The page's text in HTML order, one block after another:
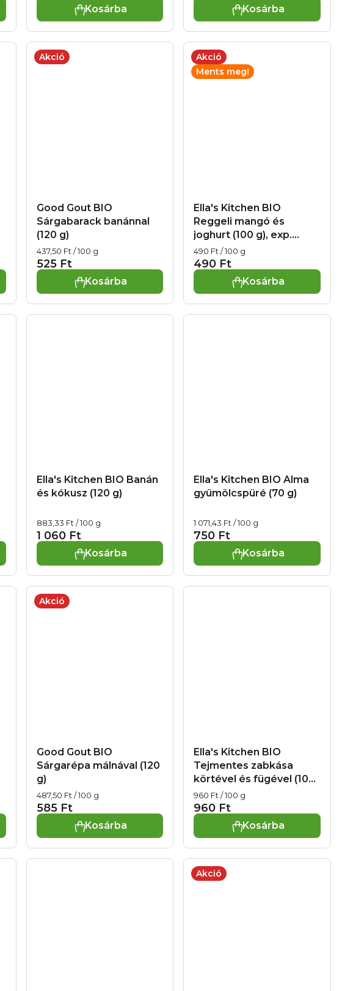
Kosárba Kosárba
Akció
Good Gout BIO
Sárgabarack banánnal
(120 g)
525 Ft
Egységár:
437,50 Ft / 100 g
Kosárba
Akció
Ments meg!
Ella's Kitchen BIO
Reggeli mangó és
joghurt (100 g), exp.
31.08.2026
490 Ft
Egységár:
490 Ft / 100 g
Kosárba
Ella's Kitchen BIO Banán
és kókusz (120 g)
1 060 Ft
Egységár:
883,33 Ft / 100 g
Kosárba
Ella's Kitchen BIO Alma
gyümölcspüré (70 g)
750 Ft
Egységár:
1 071,43 Ft / 100 g
Kosárba
Akció
Good Gout BIO
Sárgarépa málnával (120
g)
585 Ft
Egységár:
487,50 Ft / 100 g
Kosárba
Ella's Kitchen BIO
Tejmentes zabkása
körtével és fügével (100
g)
960 Ft
Egységár:
960 Ft / 100 g
Kosárba
Akció